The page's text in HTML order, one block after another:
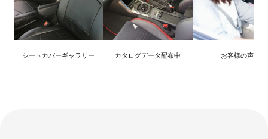
シートカバーギャラリー カタログデータ配布中 お客様の声